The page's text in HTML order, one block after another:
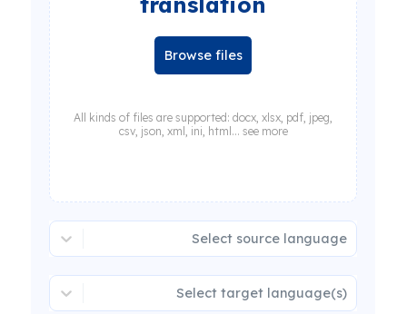
Browse files
All kinds of files are supported: docx, xlsx, pdf, jpeg,
csv, json, xml, ini, html... see more
Select source language
Select target language(s)